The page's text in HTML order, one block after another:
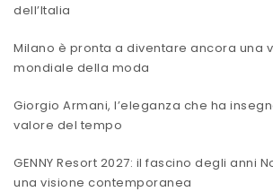
dell’Italia
Milano è pronta a diventare ancora una
mondiale della moda
Giorgio Armani, l’eleganza che ha
valore del tempo
GENNY Resort 2027: il fascino degli anni
una visione contemporanea